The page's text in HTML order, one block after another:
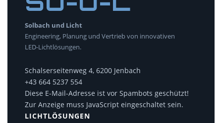
Solbach und Licht
Engineering, Planung und Vertrieb von innovativen
LED-Lichtlösungen.
Schalserseitenweg 4, 6200 Jenbach
+43 664 5237 554
Diese E-Mail-Adresse ist vor Spambots geschützt!
Zur Anzeige muss JavaScript eingeschaltet sein.
LICHTLÖSUNGEN